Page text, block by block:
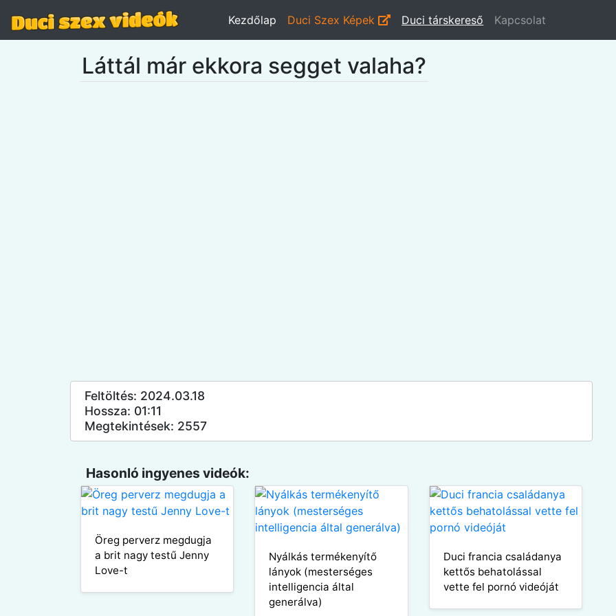
Kezdőlap Duci Szex Képek Duci társkereső Kapcsolat
Láttál már ekkora segget valaha?
Feltöltés: 2024.03.18
Hossza: 01:11
Megtekintések: 2557
Hasonló ingyenes videók:
Öreg perverz megdugja
a brit nagy testű Jenny
Love-t
Nyálkás termékenyítő
lányok (mesterséges
intelligencia által
generálva)
Duci francia családanya
kettős behatolással
vette fel pornó videóját